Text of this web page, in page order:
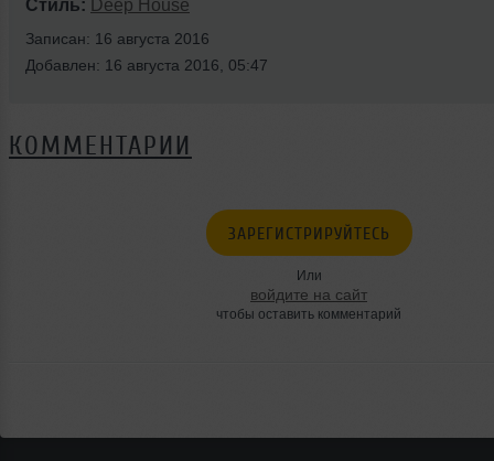
Стиль: Deep House
Записан: 16 августа 2016
Добавлен: 16 августа 2016, 05:47
КОММЕНТАРИИ
ЗАРЕГИСТРИРУЙТЕСЬ
Или
войдите на сайт
чтобы оставить комментарий